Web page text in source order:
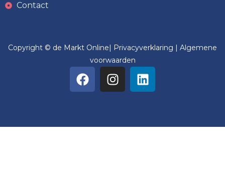
Contact
Copyright © de Markt Online| Privacyverklaring | Algemene
voorwaarden